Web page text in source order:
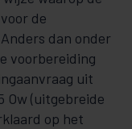
de
dan onder
voorbereiding
uit
Ow (uitgebreide
op het